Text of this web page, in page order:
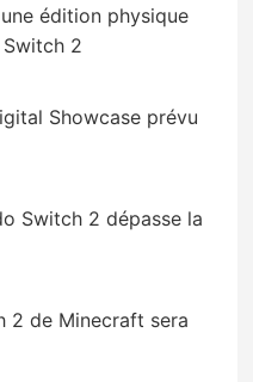
édition physique
2
Showcase prévu
Switch 2 dépasse la
2 de Minecraft sera